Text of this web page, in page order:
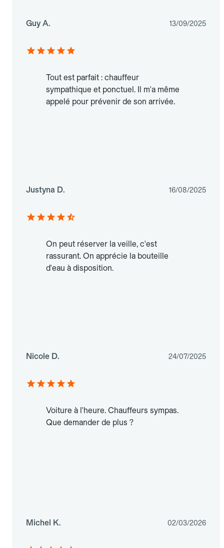
Guy A. 13/09/2025
Tout est parfait : chauffeur
sympathique et ponctuel. Il m'a même
appelé pour prévenir de son arrivée.
Justyna D. 16/08/2025
On peut réserver la veille, c'est
rassurant. On apprécie la bouteille
d'eau à disposition.
Nicole D. 24/07/2025
Voiture à l'heure. Chauffeurs sympas.
Que demander de plus ?
Michel K. 02/03/2026